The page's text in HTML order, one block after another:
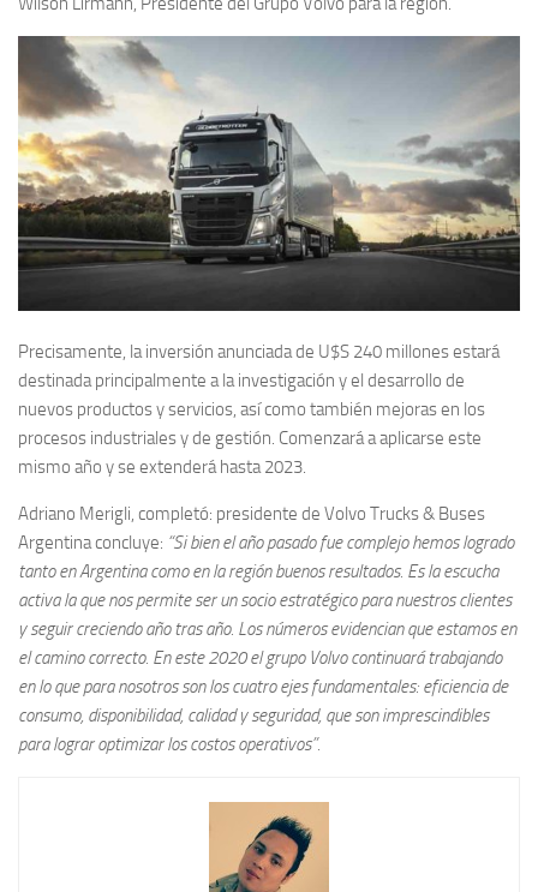
Precisamente, la inversión anunciada de U$S 240 millones estará
destinada principalmente a la investigación y el desarrollo de
nuevos productos y servicios, así como también mejoras en los
procesos industriales y de gestión. Comenzará a aplicarse este
mismo año y se extenderá hasta 2023.
Adriano Merigli, completó: presidente de Volvo Trucks & Buses
Argentina concluye: “Si bien el año pasado fue complejo hemos logrado
tanto en Argentina como en la región buenos resultados. Es la escucha
activa la que nos permite ser un socio estratégico para nuestros clientes
y seguir creciendo año tras año. Los números evidencian que estamos en
el camino correcto. En este 2020 el grupo Volvo continuará trabajando
en lo que para nosotros son los cuatro ejes fundamentales: eficiencia de
consumo, disponibilidad, calidad y seguridad, que son imprescindibles
para lograr optimizar los costos operativos”.